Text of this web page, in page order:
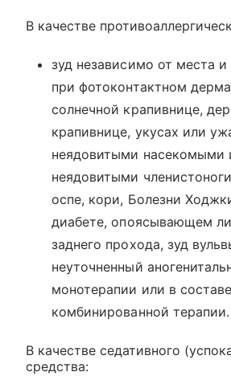
В качестве
зуд независимо от места и
при фотоконтактном
солнечной крапивнице,
крапивнице, укусах или
неядовитыми насекомыми
неядовитыми
оспе, кори, Болезни
диабете, опоясывающем
заднего прохода, зуд
неуточненный
монотерапии или в составе
комбинированной терапии.
В качестве седативного
средства: